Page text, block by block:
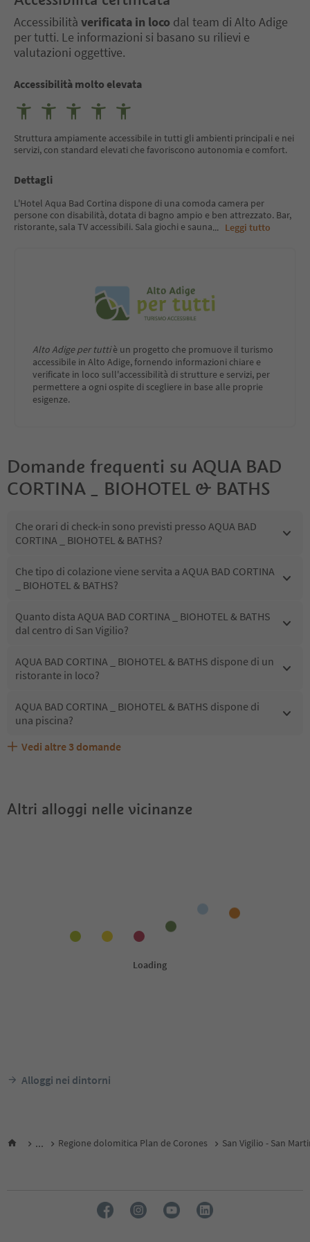
Accessibilità verificata in loco dal team di Alto Adige
per tutti. Le informazioni si basano su rilievi e
valutazioni oggettive.
Accessibilità molto elevata
Struttura ampiamente accessibile in tutti gli ambienti principali e nei
servizi, con standard elevati che favoriscono autonomia e comfort.
Dettagli
L'Hotel Aqua Bad Cortina dispone di una comoda camera per
persone con disabilità, dotata di bagno ampio e ben attrezzato. Bar,
ristorante, sala TV accessibili. Sala giochi e sauna... Leggi tutto
Alto Adige per tuttiè un progetto che promuove il turismo
accessibile in Alto Adige, fornendo informazioni chiare e
verificate in loco sull'accessibilità di strutture e servizi, per
permettere a ogni ospite di scegliere in base alle proprie
esigenze.
Domande frequenti su AQUA BAD
CORTINA _ BIOHOTEL & BATHS
Che orari di check-in sono previsti presso AQUA BAD
CORTINA _ BIOHOTEL & BATHS?
Che tipo di colazione viene servita a AQUA BAD CORTINA
_ BIOHOTEL & BATHS?
Quanto dista AQUA BAD CORTINA _ BIOHOTEL & BATHS
dal centro di San Vigilio?
AQUA BAD CORTINA _ BIOHOTEL & BATHS dispone di un
ristorante in loco?
AQUA BAD CORTINA _ BIOHOTEL & BATHS dispone di
una piscina?
AQUA BAD CORTINA _ BIOHOTEL & BATHS accetta
Quali servizi/attività sono disponibili presso AQUA BAD
Gli ospiti di AQUA BAD CORTINA _ BIOHOTEL & BATHS
Vedi altre 3 domande
Altri alloggi nelle vicinanze
Alloggi nei dintorni
... Regione dolomitica Plan de Corones San Vigilio - San